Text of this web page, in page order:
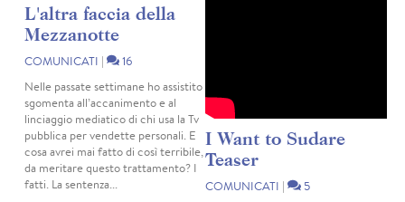
L'altra faccia della
Mezzanotte
COMUNICATI |
16
Nelle passate settimane ho assistito
sgomenta all’accanimento e al
linciaggio mediatico di chi usa la Tv
pubblica per vendette personali. E
cosa avrei mai fatto di così terribile,
da meritare questo trattamento? I
fatti. La sentenza...
I Want to Sudare
Teaser
COMUNICATI |
5